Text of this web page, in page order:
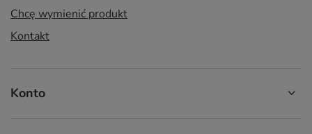
Chcę wymienić produkt
Kontakt
Konto